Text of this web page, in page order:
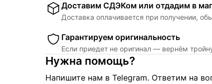
Доставим СДЭКом или отдадим в
Доставка оплачивается при получении,
Гарантируем оригинальность
Если приедет не оригинал — вернём
Нужна помощь?
Напишите нам в Telegram. Ответим на